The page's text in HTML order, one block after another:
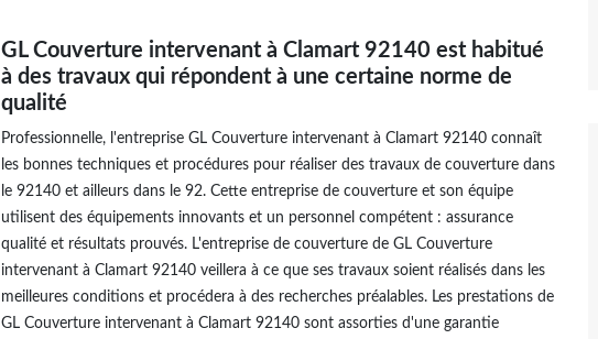
GL Couverture intervenant à Clamart 92140 est habitué
à des travaux qui répondent à une certaine norme de
qualité
Professionnelle, l'entreprise GL Couverture intervenant à Clamart 92140 connaît
les bonnes techniques et procédures pour réaliser des travaux de couverture dans
le 92140 et ailleurs dans le 92. Cette entreprise de couverture et son équipe
utilisent des équipements innovants et un personnel compétent : assurance
qualité et résultats prouvés. L'entreprise de couverture de GL Couverture
intervenant à Clamart 92140 veillera à ce que ses travaux soient réalisés dans les
meilleures conditions et procédera à des recherches préalables. Les prestations de
GL Couverture intervenant à Clamart 92140 sont assorties d'une garantie